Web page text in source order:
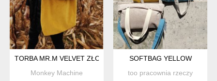
TORBA MR.M VELVET ZŁOTA - USZY SKÓRA NATURALNA
Monkey Machine
SOFTBAG YELLOW
too pracownia rzeczy